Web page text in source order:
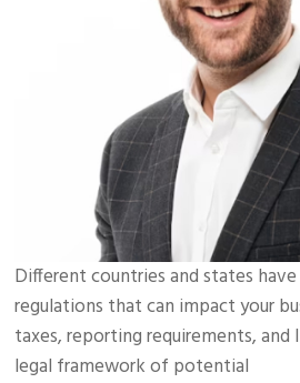
Different countries and states
regulations that can impact your
taxes, reporting requirements, and
legal framework of potential